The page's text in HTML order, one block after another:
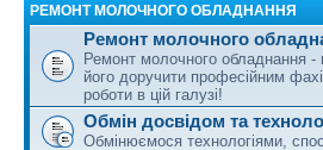
РЕМОНТ МОЛОЧНОГО ОБЛАДНАННЯ
Ремонт молочного
Ремонт молочного обладнання
його доручити професійним
роботи в цій галузі!
Обмін досвідом та
Обмінюємося технологіями,